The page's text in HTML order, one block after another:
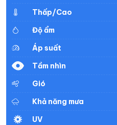
Thấp/Cao
Độ ẩm
Áp suất
Tầm nhìn
Gió
Khả năng mưa
UV